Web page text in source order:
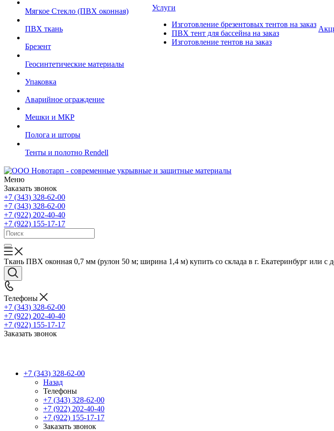
Мягкое Стекло (ПВХ оконная)
ПВХ ткань
Брезент
Геосинтетические материалы
Упаковка
Аварийное ограждение
Мешки и МКР
Полога и шторы
Тенты и полотно Rendell
Услуги
Изготовление брезентовых тентов на заказ
ПВХ тент для бассейна на заказ
Изготовление тентов на заказ
Меню
Заказать звонок
+7 (343) 328-62-00
+7 (343) 328-62-00
+7 (922) 202-40-40
+7 (922) 155-17-17
Ткань ПВХ оконная 0,7 мм (рулон 50 м; ширина 1,4 м) купить со склада в г. Екатеринбург или с
Телефоны
+7 (343) 328-62-00
+7 (922) 202-40-40
+7 (922) 155-17-17
Заказать звонок
+7 (343) 328-62-00
Назад
Телефоны
+7 (343) 328-62-00
+7 (922) 202-40-40
+7 (922) 155-17-17
Заказать звонок